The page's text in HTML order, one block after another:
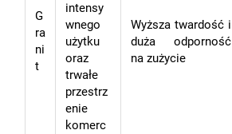
G
ra
ni
t
intensy
wnego
użytku
oraz
trwałe
przestrz
enie
komerc
Wyższa twardość i
duża odporność
na zużycie